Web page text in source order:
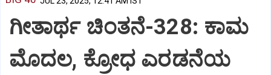
ಗೀತಾರ್ಥ ಚಿಂತನೆ-328: ಕಾಮ
ಮೊದಲ, ಕ್ರೋಧ ಎರಡನೆಯ